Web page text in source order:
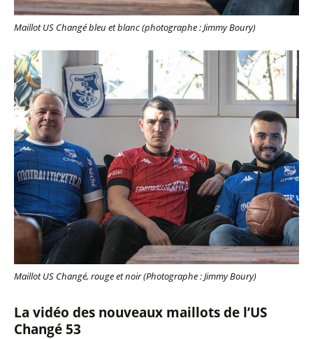
Maillot US Changé bleu et blanc (photographe : Jimmy Boury)
Maillot US Changé, rouge et noir (Photographe : Jimmy Boury)
La vidéo des nouveaux maillots de l’US
Changé 53